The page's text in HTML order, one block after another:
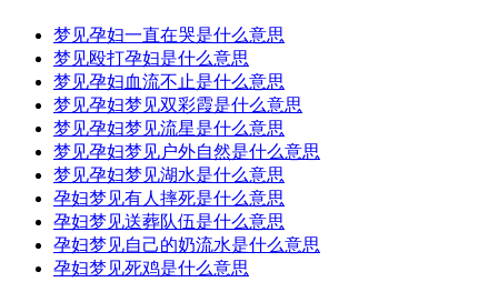
梦见孕妇一直在哭是什么意思
梦见殴打孕妇是什么意思
梦见孕妇血流不止是什么意思
梦见孕妇梦见双彩霞是什么意思
梦见孕妇梦见流星是什么意思
梦见孕妇梦见户外自然是什么意思
梦见孕妇梦见湖水是什么意思
孕妇梦见有人摔死是什么意思
孕妇梦见送葬队伍是什么意思
孕妇梦见自己的奶流水是什么意思
孕妇梦见死鸡是什么意思